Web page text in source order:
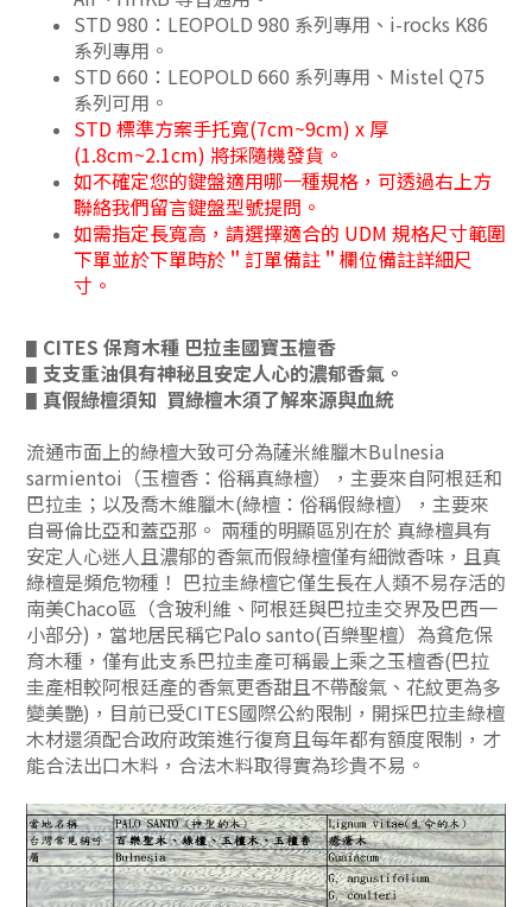
STD 980：LEOPOLD 980 系列專用、i-rocks K86
系列專用。
STD 660：LEOPOLD 660 系列專用、Mistel Q75
系列可用。
STD 標準方案手托寬(7cm~9cm) x 厚
(1.8cm~2.1cm) 將採隨機發貨。
如不確定您的鍵盤適用哪一種規格，可透過右上方
聯絡我們留言鍵盤型號提問。
如需指定長寬高，請選擇適合的 UDM 規格尺寸範圍
下單並於下單時於＂訂單備註＂欄位備註詳細尺
寸。
▋ CITES 保育木種 巴拉圭國寶玉檀香
▋ 支支重油俱有神秘且安定人心的濃郁香氣。
▋ 真假綠檀須知 買綠檀木須了解來源與血統
流通市面上的綠檀大致可分為薩米維臘木Bulnesia
sarmientoi（玉檀香：俗稱真綠檀），主要來自阿根廷和
巴拉圭；以及喬木維臘木(綠檀：俗稱假綠檀），主要來
自哥倫比亞和蓋亞那。 兩種的明顯區別在於 真綠檀具有
安定人心迷人且濃郁的香氣而假綠檀僅有細微香味，且真
綠檀是頻危物種！ 巴拉圭綠檀它僅生長在人類不易存活的
南美Chaco區（含玻利維、阿根廷與巴拉圭交界及巴西一
小部分)，當地居民稱它Palo santo(百樂聖檀）為貧危保
育木種，僅有此支系巴拉圭產可稱最上乘之玉檀香(巴拉
圭產相較阿根廷產的香氣更香甜且不帶酸氣、花紋更為多
變美艷)，目前已受CITES國際公約限制，開採巴拉圭綠檀
木材還須配合政府政策進行復育且每年都有額度限制，才
能合法出口木料，合法木料取得實為珍貴不易。